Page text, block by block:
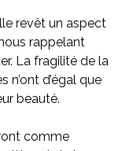
revêt un aspect
rappelant
La fragilité de la
d’égal que
beauté.
comme